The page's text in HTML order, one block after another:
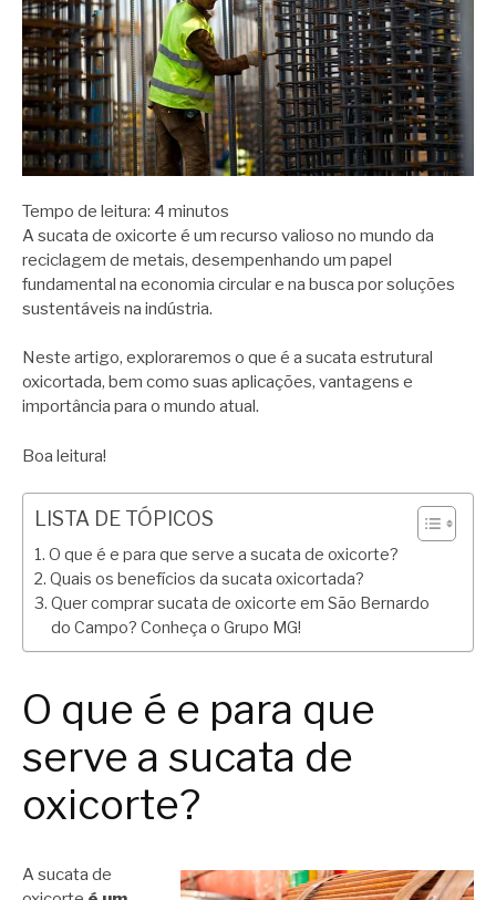
Tempo de leitura: 4 minutos
A sucata de oxicorte é um recurso valioso no mundo da
reciclagem de metais, desempenhando um papel
fundamental na economia circular e na busca por soluções
sustentáveis na indústria.
Neste artigo, exploraremos o que é a sucata estrutural
oxicortada, bem como suas aplicações, vantagens e
importância para o mundo atual.
Boa leitura!
LISTA DE TÓPICOS
O que é e para que serve a sucata de oxicorte?
Quais os benefícios da sucata oxicortada?
Quer comprar sucata de oxicorte em São Bernardo
do Campo? Conheça o Grupo MG!
O que é e para que
serve a sucata de
oxicorte?
A sucata de